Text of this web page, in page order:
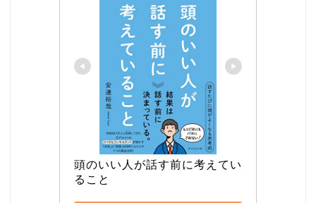
頭のいい人が話す前に考えてい
ること